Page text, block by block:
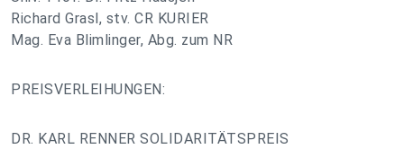
Richard Grasl, stv. CR KURIER
Mag. Eva Blimlinger, Abg. zum NR
PREISVERLEIHUNGEN:
DR. KARL RENNER SOLIDARITÄTSPREIS